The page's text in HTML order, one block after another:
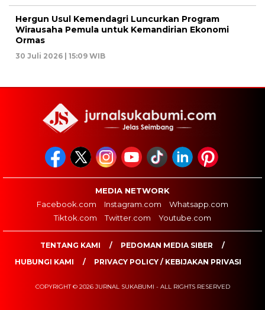
Hergun Usul Kemendagri Luncurkan Program
Wirausaha Pemula untuk Kemandirian Ekonomi
Ormas
30 Juli 2026 | 15:09 WIB
MEDIA NETWORK
Facebook.com
Instagram.com
Whatsapp.com
Tiktok.com
Twitter.com Youtube.com
TENTANG KAMI
PEDOMAN MEDIA SIBER
HUBUNGI KAMI
PRIVACY POLICY / KEBIJAKAN PRIVASI
COPYRIGHT © 2026 JURNAL SUKABUMI - ALL RIGHTS RESERVED